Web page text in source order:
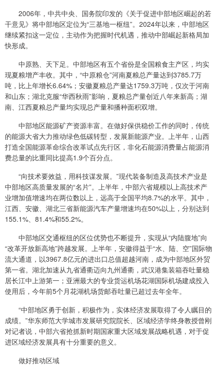
2006年，中共中央、国务院印发的《关于促进中部地区崛起的若
干意见》将中部地区定位为“三基地一枢纽”。2024年以来，中部地区
继续紧扣这一定位，主动作为把握时代机遇，推动中部崛起新格局加
快形成。
中原熟、天下足。中部地区有五个省份是全国粮食主产区，均实
现夏粮增产丰收。其中，“中原粮仓”河南夏粮总产量达到3785.7万
吨，比上年增长6.64%；安徽夏粮总产量达1759.3万吨，仅次于河南
和山东；湖北克服“华西秋雨”影响，夏粮总产量创近八年来新高；湖
南、江西夏粮总产量均实现总产量和播种面积双增。
中部地区能源矿产资源丰富。在做好保供稳价工作的同时，传统
的能源大省大力推动绿色低碳转型，发展新能源产业。上半年，山西
打造全国能源革命综合改革试点先行区，非化石能源消费量占能源消
费总量的比重同比提高1.9个百分点。
“向技术要效益，用科技谋发展。”现代装备制造及高技术产业是
中部地区高质量发展的“名片”。上半年，中部六省规模以上高技术产
业增加值增速均在两位数以上，远高于全国平均8.7%的水平。其中，
江西、安徽、湖北三省新能源汽车产量增速均在50%以上，分别达到
155.1%、81.4%和55.2%。
中部地区交通枢纽的区位优势也不断提升，实现从“内陆腹地”向
“改革开放新高地”跨越发展。上半年，安徽得益于“水、陆、空”国际物
流大通道，以3967.8亿元的进出口总值超越河南，成为中部地区外贸
第一省。湖北加速从九省通衢迈向九州通衢，武汉港集装箱吞吐量稳
居长江中上游第一；亚洲最大的专业货运机场花湖国际机场建成投入
使用后，今年前5个月花湖机场货邮吞吐量已超过去年全年。
“中部地区勇于创新，积极作为，实体经济发展取得了令人瞩目的
成绩。”华东师范大学城市发展研究院院长、区域经济学终身教授曾刚
对记者说，中部六省抢抓新时期国家重大区域发展战略机遇，对于促
进区域经济发展具有十分重要的意义。
做好推动区域